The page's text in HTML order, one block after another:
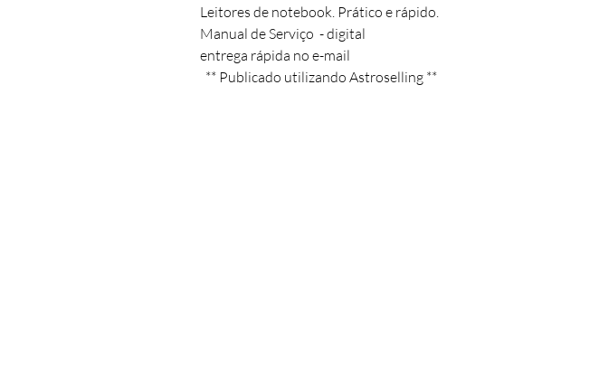
Leitores de notebook. Prático e rápido.
Manual de Serviço  - digital
entrega rápida no e-mail
** Publicado utilizando Astroselling **